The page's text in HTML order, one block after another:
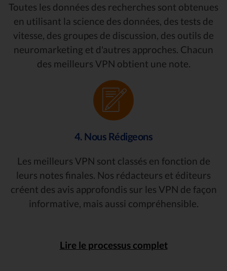
Toutes les données des recherches sont obtenues
en utilisant la science des données, des tests de
vitesse, des groupes de discussion, des outils de
neuromarketing et d'autres approches. Chacun
des meilleurs VPN obtient une note.
4. Nous Rédigeons
Les meilleurs VPN sont classés en fonction de
leurs notes finales. Nos rédacteurs et éditeurs
créent des avis approfondis sur les VPN de façon
informative, mais aussi compréhensible.
Lire le processus complet